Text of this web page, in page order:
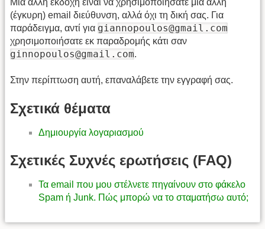
(έγκυρη) email διεύθυνση, αλλά όχι τη δική σας. Για
παράδειγμα, αντί για giannopoulos@gmail.com
χρησιμοποιήσατε εκ παραδρομής κάτι σαν
ginnopoulos@gmail.com.
Στην περίπτωση αυτή, επαναλάβετε την εγγραφή σας.
Σχετικά θέματα
Δημιουργία λογαριασμού
Σχετικές Συχνές ερωτήσεις (FAQ)
Τα email που μου στέλνετε πηγαίνουν στο φάκελο
Spam ή Junk. Πώς μπορώ να το σταματήσω αυτό;